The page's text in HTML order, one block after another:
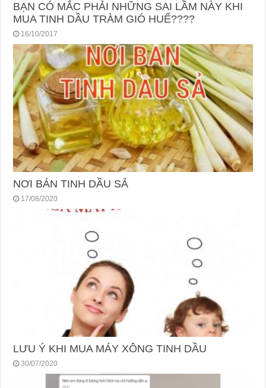
BẠN CÓ MẮC PHẢI NHỮNG SAI LẦM NÀY KHI
MUA TINH DẦU TRÀM GIÓ HUẾ????
16/10/2017
NƠI BÁN TINH DẦU SẢ
17/08/2020
LƯU Ý KHI MUA MÁY XÔNG TINH DẦU
30/07/2020